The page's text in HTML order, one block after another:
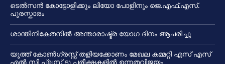
ടെൽസൻ കോട്ടോളിക്കും ലിയോ പോളിനും ജെ.എഫ്.എസ്.
പുരസ്കാരം
ശാന്തിനികേതനിൽ അന്താരാഷ്ട്ര യോഗ ദിനം ആചരിച്ചു
യൂത്ത് കോൺഗ്രസ്സ് തളിയക്കോണം മേഖല കമ്മറ്റി എസ് എസ്